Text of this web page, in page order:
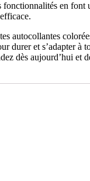
en
autocollantes
durer et s’adapter à
dès aujourd’hui et